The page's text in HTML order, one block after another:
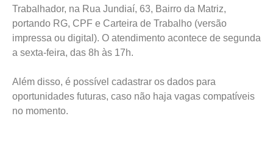
Trabalhador, na Rua Jundiaí, 63, Bairro da Matriz,
portando RG, CPF e Carteira de Trabalho (versão
impressa ou digital). O atendimento acontece de segunda
a sexta-feira, das 8h às 17h.
Além disso, é possível cadastrar os dados para
oportunidades futuras, caso não haja vagas compatíveis
no momento.